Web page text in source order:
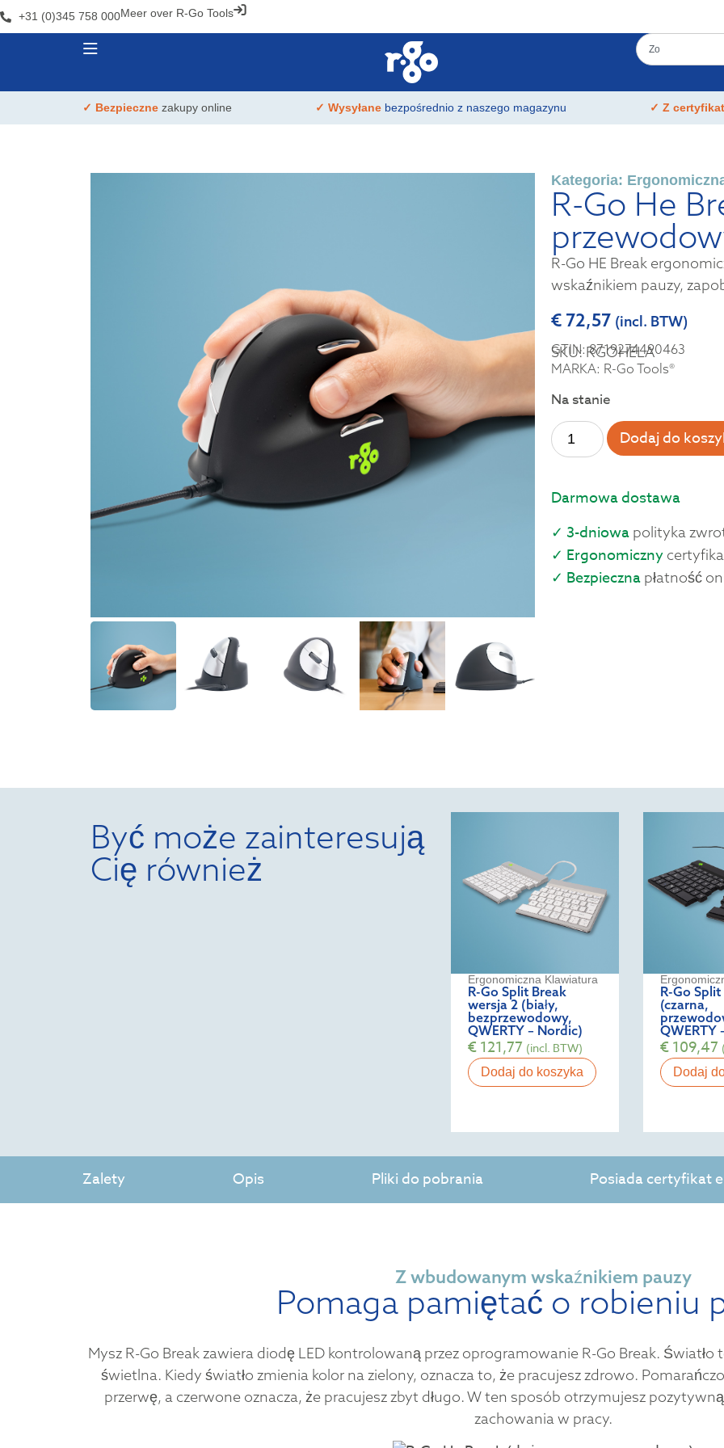
+31 (0)345 758 000Meer over R-Go Tools
✓ Bezpieczne zakupy online ✓ Wysyłane bezpośrednio z naszego magazynu ✓ Z
Kategoria:
R-Go He
R-Go HE Break
wskaźnikiem pauzy,
€ 72,57 (incl. BTW)
SKU: RGOHELA
GTIN: 8719274490463
MARKA: R-Go Tools®
Na stanie
Dodaj do
Darmowa dostawa
✓ 3-dniowa polityka
✓ Ergonomiczny
✓ Bezpieczna płatność
Być może zainteresują
Cię również
Ergonomiczna Klawiatura
R-Go Split Break
wersja 2 (biały,
bezprzewodowy,
QWERTY – Nordic)
€121,77 (incl. BTW)
Dodaj do koszyka
R-Go
(czarna,
QWERTY
€109,47
Dodaj
Zalety Opis Pliki do pobrania Posiada certyfikat
Z wbudowanym wskaźnikiem pauzy
Pomaga pamiętać o robieniu
Mysz R-Go Break zawiera diodę LED kontrolowaną przez oprogramowanie R-Go Break.
świetlna. Kiedy światło zmienia kolor na zielony, oznacza to, że pracujesz zdrowo.
przerwę, a czerwone oznacza, że pracujesz zbyt długo. W ten sposób otrzymujesz
zachowania w pracy.